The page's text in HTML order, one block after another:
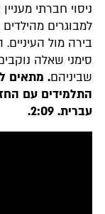
ניסוי חברתי
למבוגרים
בירה מול
סימני שאלה
שביניהם. מתאים
התלמידים עם
עברית. 2:09.